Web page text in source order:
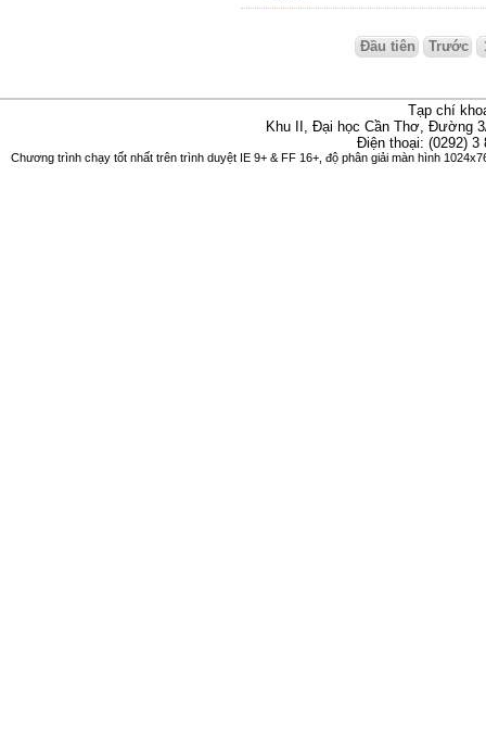
Đầu tiên Trước
Tạp chí
Khu II, Đại học Cần Thơ, Đường
Điện thoại: (0292)
Chương trình chạy tốt nhất trên trình duyệt IE 9+ & FF 16+, độ phân giải màn hình